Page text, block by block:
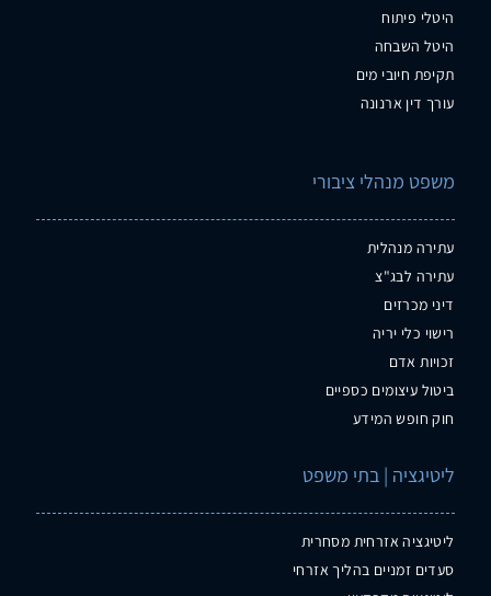
היטלי פיתוח
היטל השבחה
תקיפת חיובי מים
עורך דין ארנונה
משפט מנהלי ציבורי
עתירה מנהלית
עתירה לבג"צ
דיני מכרזים
רישוי כלי יריה
זכויות אדם
ביטול עיצומים כספיים
חוק חופש המידע
ליטיגציה | בתי משפט
ליטיגציה אזרחית מסחרית
סעדים זמניים בהליך אזרחי